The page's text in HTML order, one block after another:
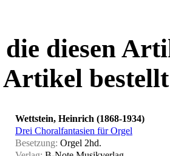
diesen
Artikel
Wettstein, Heinrich (1868-1934)
Drei Choralfantasien für Orgel
Besetzung: Orgel 2hd.